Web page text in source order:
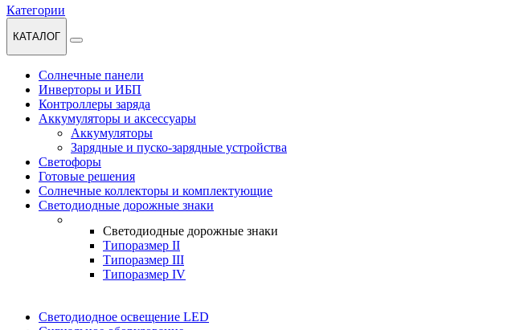
Категории
КАТАЛОГ
Солнечные панели
Инверторы и ИБП
Контроллеры заряда
Аккумуляторы и аксессуары
Аккумуляторы
Зарядные и пуско-зарядные устройства
Светофоры
Готовые решения
Солнечные коллекторы и комплектующие
Светодиодные дорожные знаки
Светодиодные дорожные знаки
Типоразмер II
Типоразмер III
Типоразмер IV
Светодиодное освещение LED